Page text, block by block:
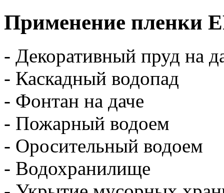
Применение пленки
- Декоративный пруд на
- Каскадный водопад
- Фонтан на даче
- Пожарный водоем
- Оросительный водоем
- Водохранилище